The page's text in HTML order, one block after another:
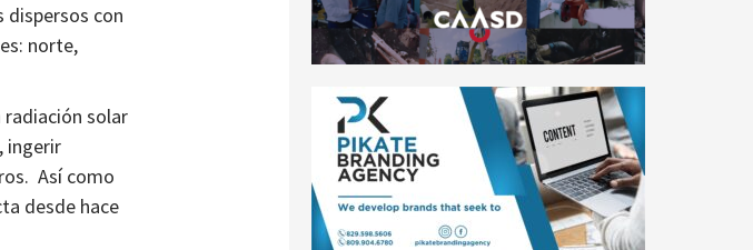
dispersos con
norte,
radiación solar
ingerir
Así como
desde hace